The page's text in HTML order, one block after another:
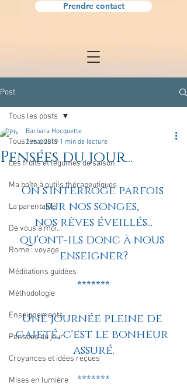
Prendre contact
Post
Tous les posts
Les fruits et légumes de saison
Ma boîte à outils thérapeutiques
La parentalité
De vous à moi...
Rome : voyage
Méditations guidées
Méthodologie
Enseignements
Pensées du jour
Croyances et idées reçues
Mises en lumière
Tous les posts
Pensées du jour...
Barbara Hocquette
2 mai 2019 1 min de lecture
On s'interroge parfois
sur nos songes,
nos rêves éveillés...
qu'ont-ils donc à nous
enseigner?
*******
Une journée pleine de
gaieté, c'est le bonheur
assuré.
*******